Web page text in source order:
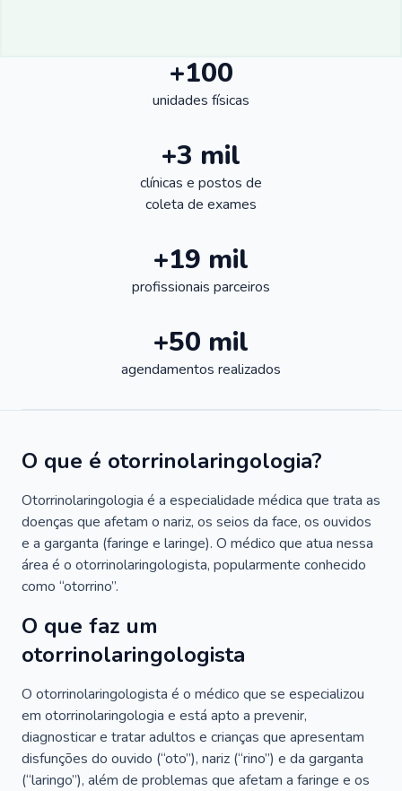
+100
unidades físicas
+3 mil
clínicas e postos de
coleta de exames
+19 mil
profissionais parceiros
+50 mil
agendamentos realizados
O que é otorrinolaringologia?
Otorrinolaringologia é a especialidade médica que trata as
doenças que afetam o nariz, os seios da face, os ouvidos
e a garganta (faringe e laringe). O médico que atua nessa
área é o otorrinolaringologista, popularmente conhecido
como “otorrino”.
O que faz um
otorrinolaringologista
O otorrinolaringologista é o médico que se especializou
em otorrinolaringologia e está apto a prevenir,
diagnosticar e tratar adultos e crianças que apresentam
disfunções do ouvido (“oto”), nariz (“rino”) e da garganta
(“laringo”), além de problemas que afetam a faringe e os